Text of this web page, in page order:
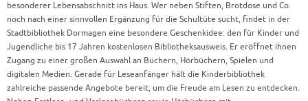
besonderer Lebensabschnitt ins Haus. Wer neben Stiften, Brotdose und Co.
noch nach einer sinnvollen Ergänzung für die Schultüte sucht, findet in der
Stadtbibliothek Dormagen eine besondere Geschenkidee: den für Kinder und
Jugendliche bis 17 Jahren kostenlosen Bibliotheksausweis. Er eröffnet ihnen
Zugang zu einer großen Auswahl an Büchern, Hörbüchern, Spielen und
digitalen Medien. Gerade für Leseanfänger hält die Kinderbibliothek
zahlreiche passende Angebote bereit, um die Freude am Lesen zu entdecken.